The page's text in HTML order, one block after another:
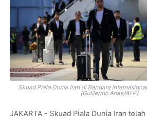
Skuad Piala Dunia Iran di Bandara
(Guillermo Arias/AFP)
JAKARTA - Skuad Piala Dunia Iran